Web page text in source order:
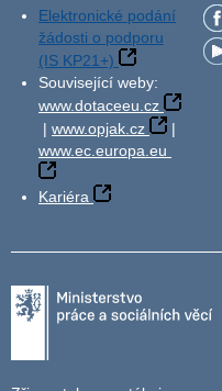
Elektronické podání
žádosti o podporu
(IS KP21+)
Související weby:
www.dotaceeu.cz
| www.opjak.cz
|
www.ec.europa.eu
Kariéra